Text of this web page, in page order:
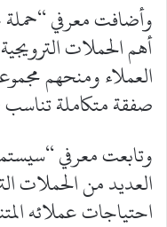
وأضافت معرفي “حملة
أهم الحملات
العملاء ومنحهم
صفقة متكاملة تناسب
وتابعت معرفي
العديد من الحملات
احتياجات عملائه